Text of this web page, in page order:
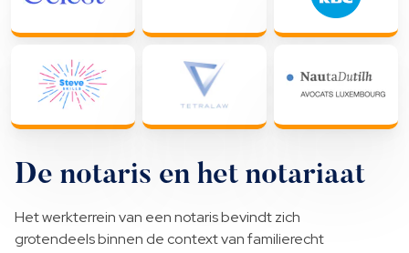
De notaris en het notariaat
Het werkterrein van een notaris bevindt zich
grotendeels binnen de context van familierecht